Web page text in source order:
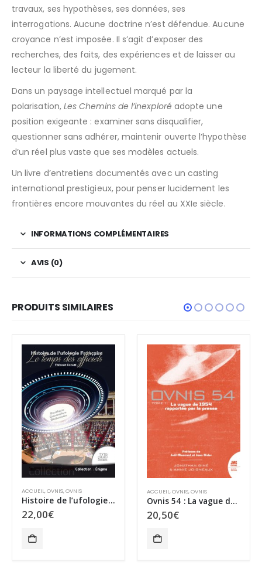
travaux, ses hypothèses, ses données, ses
interrogations. Aucune doctrine n’est défendue. Aucune
croyance n’est imposée. Il s’agit d’exposer des
recherches, des faits, des expériences et de laisser au
lecteur la liberté du jugement.
Dans un paysage intellectuel marqué par la
polarisation, Les Chemins de l’inexploré adopte une
position exigeante : examiner sans disqualifier,
questionner sans adhérer, maintenir ouverte l’hypothèse
d’un réel plus vaste que ses modèles actuels.
Un livre d’entretiens documentés avec un casting
international prestigieux, pour penser lucidement les
frontières encore mouvantes du réel au XXIe siècle.
INFORMATIONS COMPLÉMENTAIRES
AVIS (0)
PRODUITS SIMILAIRES
ACCUEIL,OVNIS,OVNIS
Ovnis 54 : La vague de 1954 rapportée par la presse – tome 1
20,50€
CHAUD
ACCUEIL EXCLUSIVITÉ WEB
Parasciences 119
9,50€